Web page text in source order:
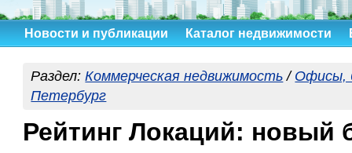
Новости и публикации Каталог недвижимости
Раздел:Коммерческая недвижимость / Офисы,
Петербург
Рейтинг Локаций: новый